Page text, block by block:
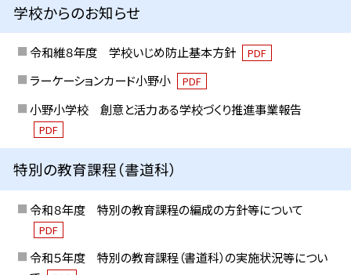
学校からのお知らせ
令和維８年度 学校いじめ防止基本方針 PDF
ラーケーションカード小野小 PDF
小野小学校 創意と活力ある学校づくり推進事業報告
PDF
特別の教育課程（書道科）
令和８年度 特別の教育課程の編成の方針等について
PDF
令和５年度 特別の教育課程（書道科）の実施状況等につい